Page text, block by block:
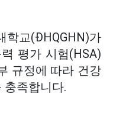
교(ĐHQGHN)가
평가 시험(HSA)
규정에 따라 건강
충족합니다.